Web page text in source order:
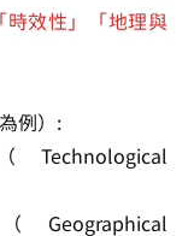
時效性」「地理與
例）: